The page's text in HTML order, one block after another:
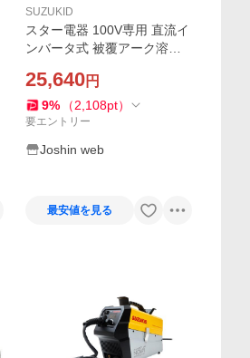
SUZUKID
スター電器 100V専用 直流イ
ンバータ式 被覆アーク溶接
ド SUZUKID 被覆アーク溶接
機 SIM-60 返品種別B
25,640円
9% （2,108pt）
要エントリー
Joshin web
最安値を見る